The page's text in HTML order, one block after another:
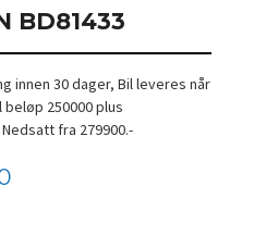
BD81433
innen 30 dager, Bil leveres når
250000 plus
fra 279900.-